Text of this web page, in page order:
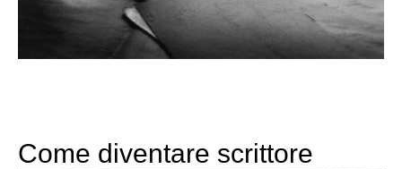
Come diventare scrittore